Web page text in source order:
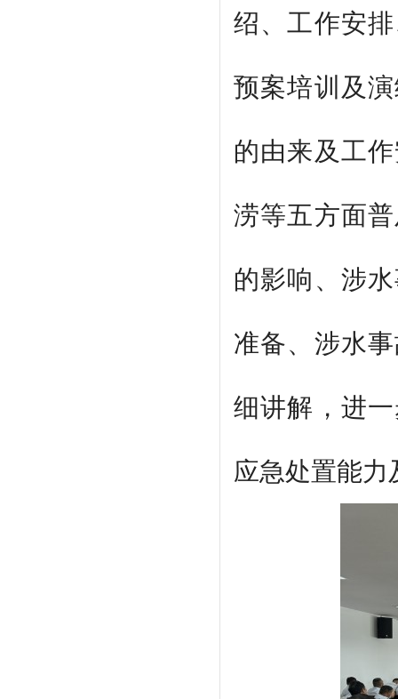
绍、工作安
预案培训及
的由来及工
涝等五方面
的影响、涉
准备、涉水
细讲解，进
应急处置能